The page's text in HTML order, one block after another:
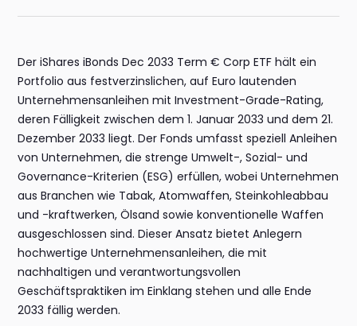
Der iShares iBonds Dec 2033 Term € Corp ETF hält ein
Portfolio aus festverzinslichen, auf Euro lautenden
Unternehmensanleihen mit Investment-Grade-Rating,
deren Fälligkeit zwischen dem 1. Januar 2033 und dem 21.
Dezember 2033 liegt. Der Fonds umfasst speziell Anleihen
von Unternehmen, die strenge Umwelt-, Sozial- und
Governance-Kriterien (ESG) erfüllen, wobei Unternehmen
aus Branchen wie Tabak, Atomwaffen, Steinkohleabbau
und -kraftwerken, Ölsand sowie konventionelle Waffen
ausgeschlossen sind. Dieser Ansatz bietet Anlegern
hochwertige Unternehmensanleihen, die mit
nachhaltigen und verantwortungsvollen
Geschäftspraktiken im Einklang stehen und alle Ende
2033 fällig werden.